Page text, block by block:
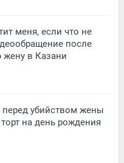
меня, если что не
после
жену в Казани
перед убийством жены
на день рождения